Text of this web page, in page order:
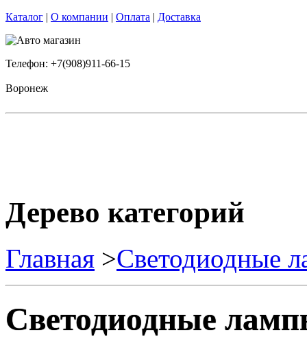
Каталог | О компании | Оплата | Доставка
Телефон: +7(908)911-66-15
Воронеж
Дерево категорий
Главная >Светодиодные
Светодиодные